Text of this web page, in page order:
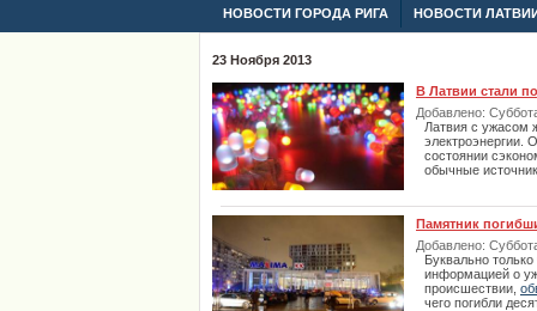
НОВОСТИ ГОРОДА РИГА НОВОСТИ
23 Ноября 2013
В Латвии стали
Добавлено:
Латвия c ужасом
электроэнергии.
состоянии
обычные
Памятник
Добавлено:
Буквально только
информацией о
происшествии,
чего погибли